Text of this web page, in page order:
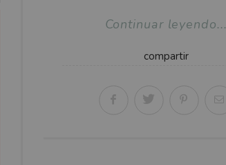
Continuar leyendo...
compartir